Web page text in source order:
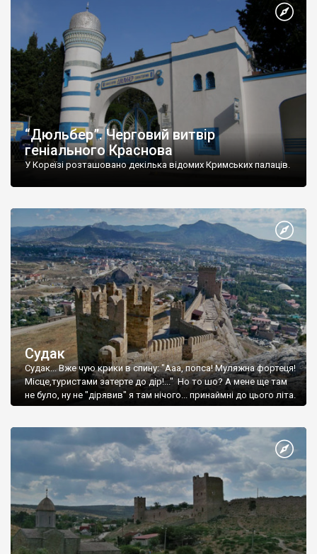
“Дюльбер”. Черговий витвір
геніального Краснова
У Кореїзі розташовано декілька відомих Кримських палаців.
Судак
Судак... Вже чую крики в спину: "Ааа, попса! Муляжна фортеця!
Місце,туристами затерте до дір!..." Но то шо? А мене ще там
не було, ну не "дірявив" я там нічого... принаймні до цього літа.